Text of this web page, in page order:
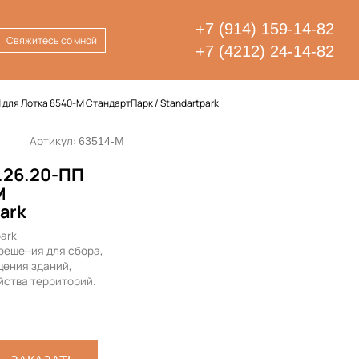
+7 (914) 159-14-82
+7 (4212) 24-14-82
Свяжитесь со мной
Лотка 8540-М СтандартПарк / Standartpark
Артикул: 63514-М
ПП
для сбора,
зданий,
территорий.